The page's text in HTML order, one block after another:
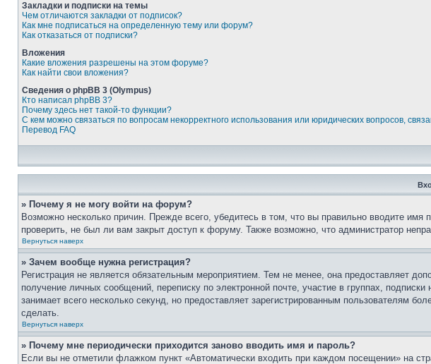
Закладки и подписки на темы
Чем отличаются закладки от подписок?
Как мне подписаться на определенную тему или форум?
Как отказаться от подписки?
Вложения
Какие вложения разрешены на этом форуме?
Как найти свои вложения?
Сведения о phpBB 3 (Olympus)
Кто написал phpBB 3?
Почему здесь нет такой-то функции?
С кем можно связаться по вопросам некорректного использования или юридических вопросов,
Перевод FAQ
» Почему я не могу войти на форум?
Возможно несколько причин. Прежде всего, убедитесь в том, что вы правильно вводите
проверить, не был ли вам закрыт доступ к форуму. Также возможно, что администратор
Вернуться наверх
» Зачем вообще нужна регистрация?
Регистрация не является обязательным мероприятием. Тем не менее, она предоставляет
получение личных сообщений, переписку по электронной почте, участие в группах,
занимает всего несколько секунд, но предоставляет зарегистрированным пользователям
сделать.
Вернуться наверх
» Почему мне периодически приходится заново вводить имя и пароль?
Если вы не отметили флажком пункт «Автоматически входить при каждом посещении» на